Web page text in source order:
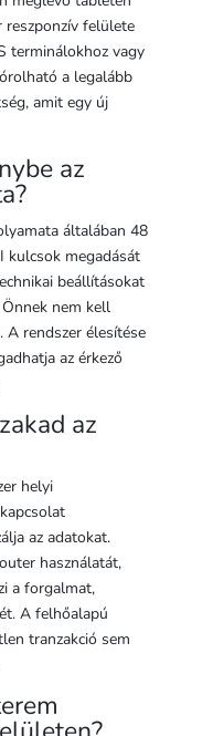
felülete
terminálokhoz vagy
a legalább
amit egy új
az
általában 48
kulcsok megadását
beállításokat
nem kell
A rendszer élesítése
az érkező
az
helyi
az adatokat.
használatát,
a forgalmat,
A felhőalapú
tranzakció sem